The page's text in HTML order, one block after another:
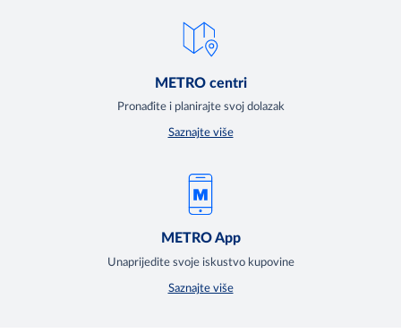
METRO centri
Pronađite i planirajte svoj dolazak
Saznajte više
METRO App
Unaprijedite svoje iskustvo kupovine
Saznajte više